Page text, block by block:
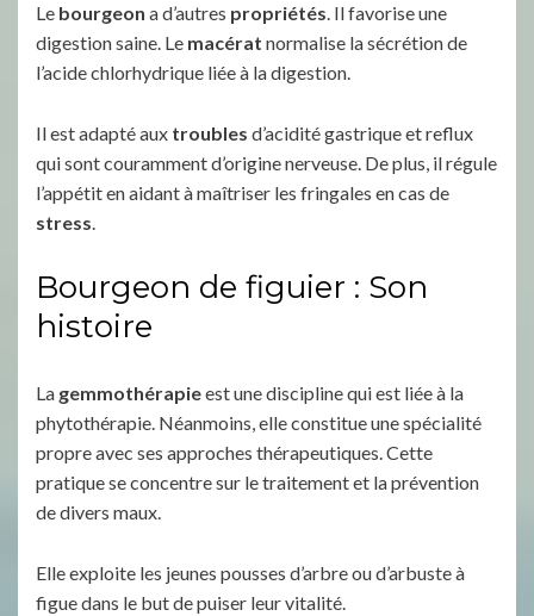
Le bourgeon a d’autres propriétés. Il favorise une
digestion saine. Le macérat normalise la sécrétion de
l’acide chlorhydrique liée à la digestion.
Il est adapté aux troubles d’acidité gastrique et reflux
qui sont couramment d’origine nerveuse. De plus, il régule
l’appétit en aidant à maîtriser les fringales en cas de
stress.
Bourgeon de figuier : Son
histoire
La gemmothérapieest une discipline qui est liée à la
phytothérapie. Néanmoins, elle constitue une spécialité
propre avec ses approches thérapeutiques. Cette
pratique se concentre sur le traitement et la prévention
de divers maux.
Elle exploite les jeunes pousses d’arbre ou d’arbuste à
figue dans le but de puiser leur vitalité.